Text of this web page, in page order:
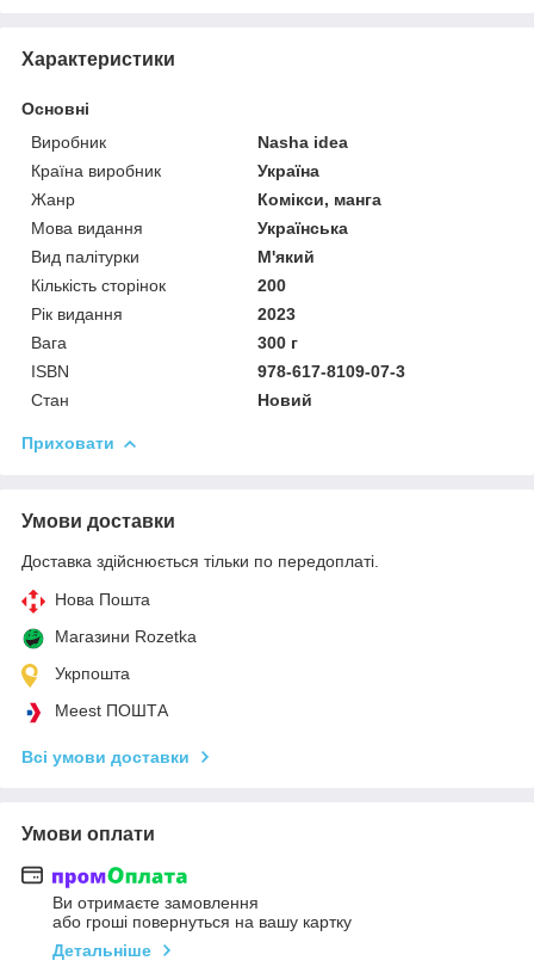
Характеристики
Основні
Виробник
Nasha idea
Країна виробник
Україна
Жанр
Комікси, манга
Мова видання
Українська
Вид палітурки
М'який
Кількість сторінок
200
Рік видання
2023
Вага
300 г
ISBN
978-617-8109-07-3
Стан
Новий
Приховати
Умови доставки
Доставка здійснюється тільки по передоплаті.
Нова Пошта
Магазини Rozetka
Укрпошта
Meest ПОШТА
Всі умови доставки
Умови оплати
Ви отримаєте замовлення
або гроші повернуться на вашу картку
Детальніше